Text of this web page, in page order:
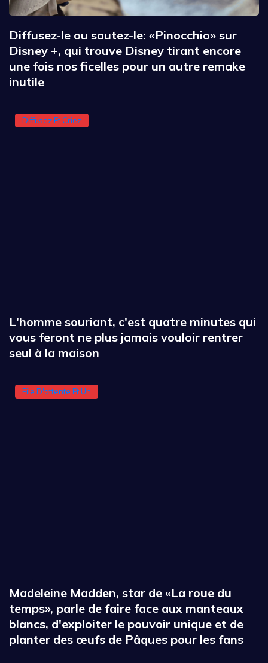
Diffusez-le ou sautez-le: «Pinocchio» sur
Disney +, qui trouve Disney tirant encore
une fois nos ficelles pour un autre remake
inutile
Diffusez Et Criez
L'homme souriant, c'est quatre minutes qui
vous feront ne plus jamais vouloir rentrer
seul à la maison
File D'attente Et Un
Madeleine Madden, star de «La roue du
temps», parle de faire face aux manteaux
blancs, d'exploiter le pouvoir unique et de
planter des œufs de Pâques pour les fans